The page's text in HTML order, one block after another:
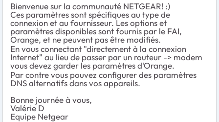
Bienvenue sur la communauté NETGEAR! :)
Ces paramètres sont spécifiques au type de
connexion et au fournisseur. Les options et
paramètres disponibles sont fournis par le FAI,
Orange, et ne peuvent pas être modifiés.
En vous connectant "directement à la connexion
Internet" au lieu de passer par un routeur -> modem
vous devez garder les paramètres d'Orange.
Par contre vous pouvez configurer des paramètres
DNS alternatifs dans vos appareils.
Bonne journée à vous,
Valérie D
Equipe Netgear